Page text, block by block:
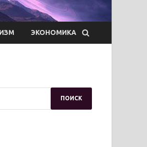
ЭКОНОМИКА